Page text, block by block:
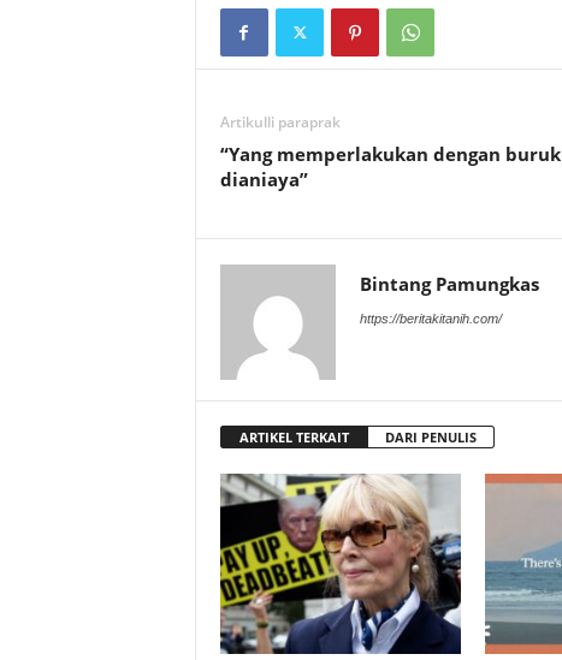
Artikulli paraprak
“Yang memperlakukan dengan buruk
dianiaya”
Bintang Pamungkas
https://beritakitanih.com/
ARTIKEL TERKAIT DARI PENULIS